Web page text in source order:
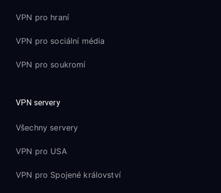
VPN pro hraní
VPN pro sociální média
VPN pro soukromí
VPN servery
Všechny servery
VPN pro USA
VPN pro Spojené království